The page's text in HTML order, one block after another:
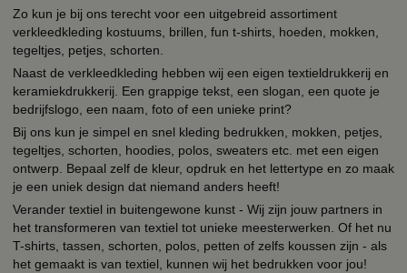
Zo kun je bij ons terecht voor een uitgebreid assortiment
verkleedkleding kostuums, brillen, fun t-shirts, hoeden, mokken,
tegeltjes, petjes, schorten.
Naast de verkleedkleding hebben wij een eigen textieldrukkerij en
keramiekdrukkerij. Een grappige tekst, een slogan, een quote je
bedrijfslogo, een naam, foto of een unieke print?
Bij ons kun je simpel en snel kleding bedrukken, mokken, petjes,
tegeltjes, schorten, hoodies, polos, sweaters etc. met een eigen
ontwerp. Bepaal zelf de kleur, opdruk en het lettertype en zo maak
je een uniek design dat niemand anders heeft!
Verander textiel in buitengewone kunst - Wij zijn jouw partners in
het transformeren van textiel tot unieke meesterwerken. Of het nu
T-shirts, tassen, schorten, polos, petten of zelfs koussen zijn - als
het gemaakt is van textiel, kunnen wij het bedrukken voor jou!